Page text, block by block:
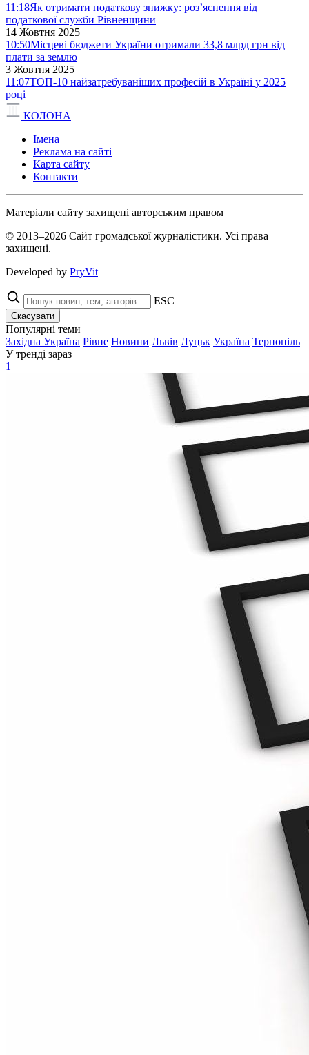
11:18Як отримати податкову знижку: роз’яснення від
податкової служби Рівненщини
14 Жовтня 2025
10:50Місцеві бюджети України отримали 33,8 млрд грн від
плати за землю
3 Жовтня 2025
11:07ТОП-10 найзатребуваніших професій в Україні у 2025
році
КОЛОНА
Імена
Реклама на сайті
Карта сайту
Контакти
Матеріали сайту захищені авторським правом
© 2013–2026 Сайт громадської журналістики. Усі права
захищені.
Developed by PryVit
ESC
Скасувати
Популярні теми
Західна Україна Рівне Новини Львів Луцьк Україна Тернопіль
У тренді зараз
1